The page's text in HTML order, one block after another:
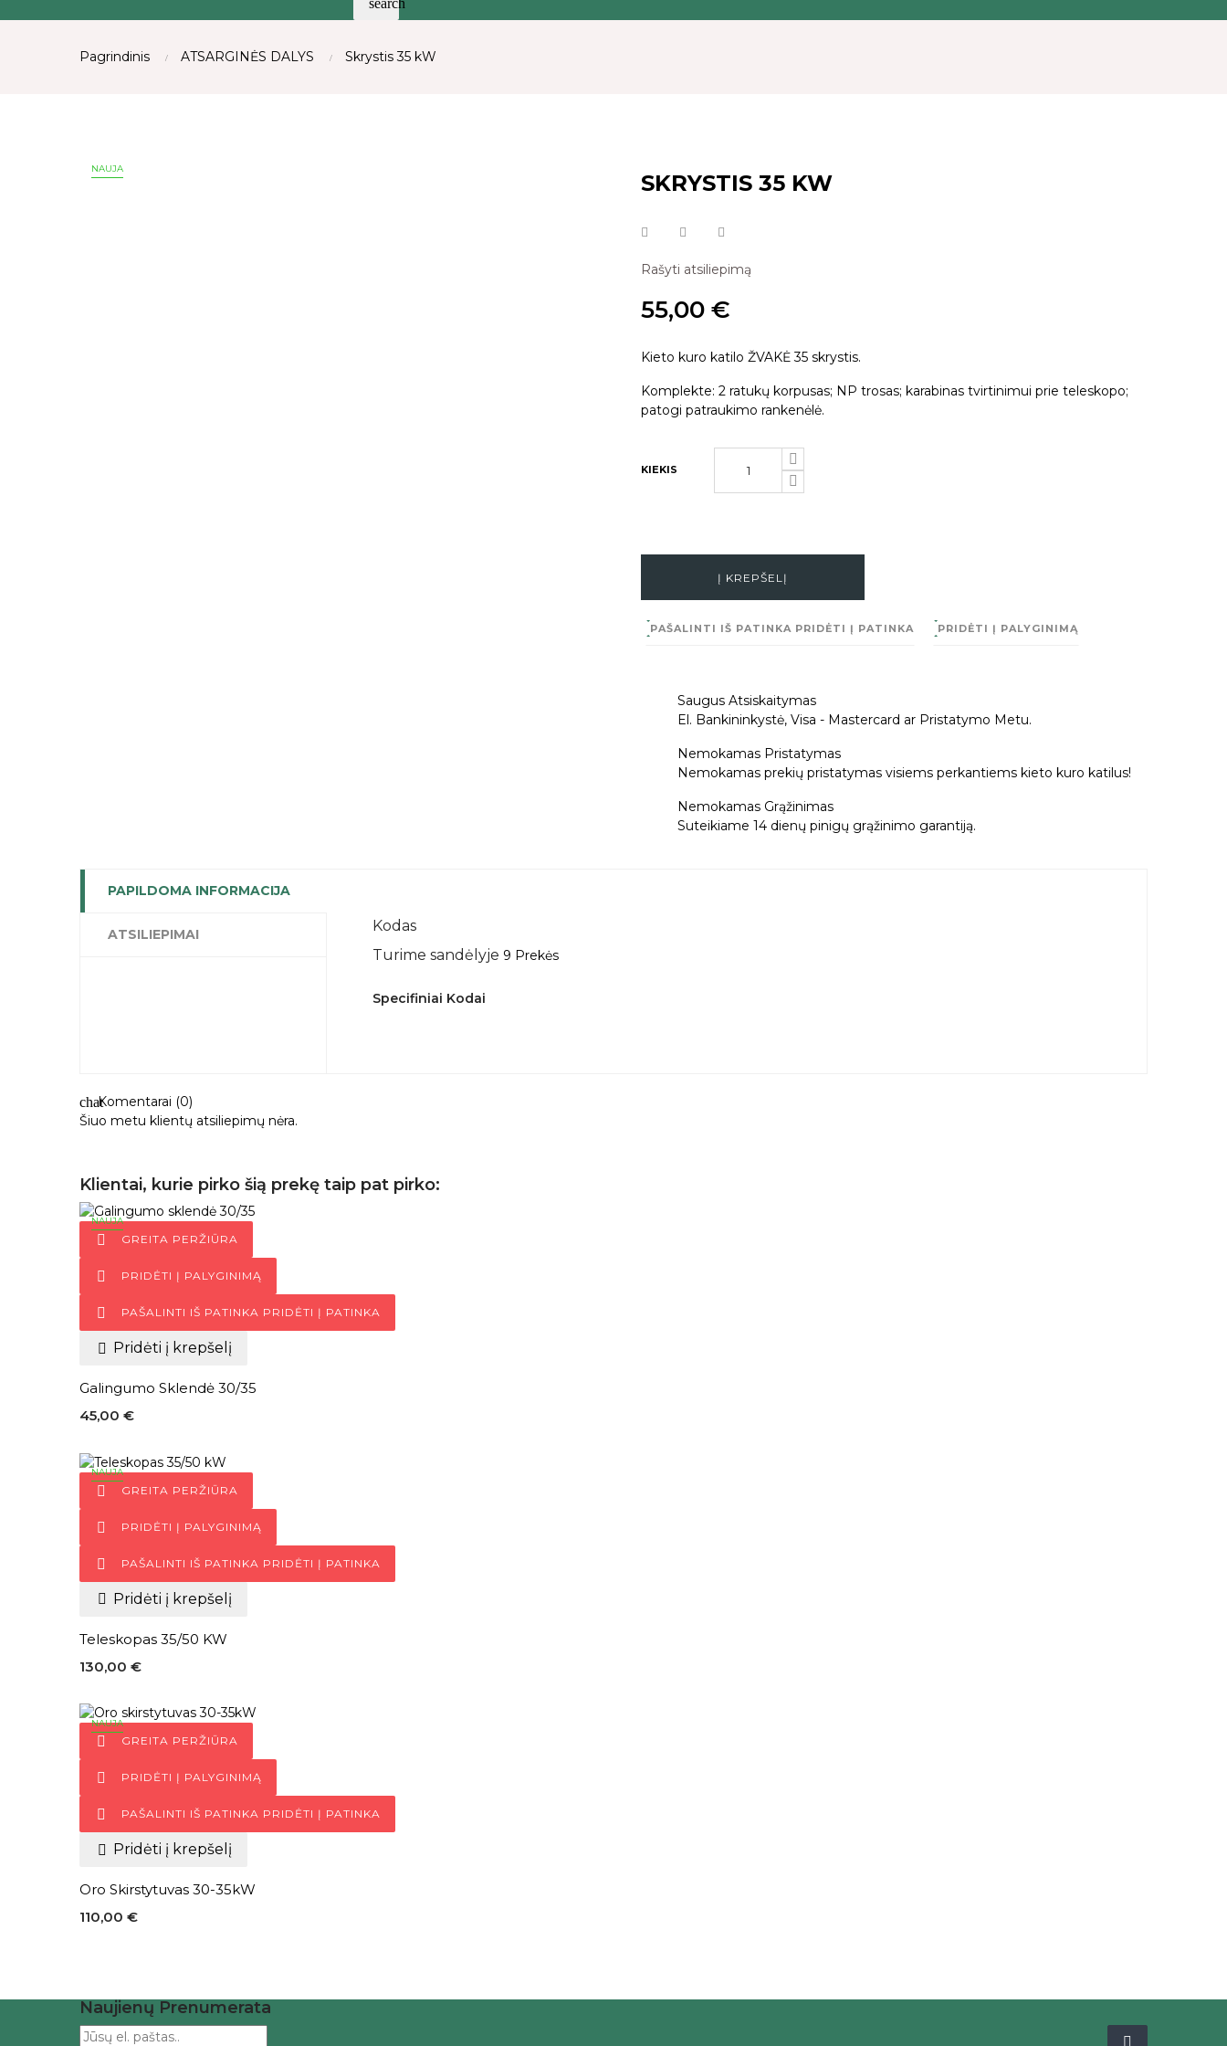
Pagrindinis ATSARGINĖS DALYS Skrystis 35 kW
NAUJA
SKRYSTIS 35 KW
Rašyti atsiliepimą
55,00 €
Kieto kuro katilo ŽVAKĖ 35 skrystis.
Komplekte: 2 ratukų korpusas; NP trosas; karabinas tvirtinimui prie teleskopo;
patogi patraukimo rankenėlė.
KIEKIS
Į KREPŠELĮ
PAŠALINTI IŠ PATINKA PRIDĖTI Į PATINKA PRIDĖTI Į PALYGINIMĄ
Saugus Atsiskaitymas
El. Bankininkystė, Visa - Mastercard ar Pristatymo Metu.
Nemokamas Pristatymas
Nemokamas prekių pristatymas visiems perkantiems kieto kuro katilus!
Nemokamas Grąžinimas
Suteikiame 14 dienų pinigų grąžinimo garantiją.
PAPILDOMA INFORMACIJA
ATSILIEPIMAI
Kodas
Turime sandėlyje 9 Prekės
Specifiniai Kodai
chatKomentarai (0)
Šiuo metu klientų atsiliepimų nėra.
Klientai, kurie pirko šią prekę taip pat pirko:
NAUJA
 GREITA PERŽIŪRA
 PRIDĖTI Į PALYGINIMĄ
 PAŠALINTI IŠ PATINKA PRIDĖTI Į PATINKA
 Pridėti į krepšelį
Galingumo Sklendė 30/35
45,00 €
NAUJA
 GREITA PERŽIŪRA
 PRIDĖTI Į PALYGINIMĄ
 PAŠALINTI IŠ PATINKA PRIDĖTI Į PATINKA
 Pridėti į krepšelį
Teleskopas 35/50 KW
130,00 €
NAUJA
 GREITA PERŽIŪRA
 PRIDĖTI Į PALYGINIMĄ
 PAŠALINTI IŠ PATINKA PRIDĖTI Į PATINKA
 Pridėti į krepšelį
Oro Skirstytuvas 30-35kW
110,00 €
Naujienų Prenumerata